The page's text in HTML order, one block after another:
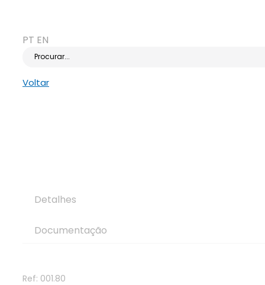
PT EN
Procurar...
Voltar
Detalhes
Documentação
Ref: 001.80